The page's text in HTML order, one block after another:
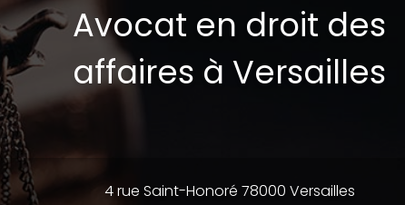
Avocat en droit des
affaires à Versailles
4 rue Saint-Honoré 78000 Versailles